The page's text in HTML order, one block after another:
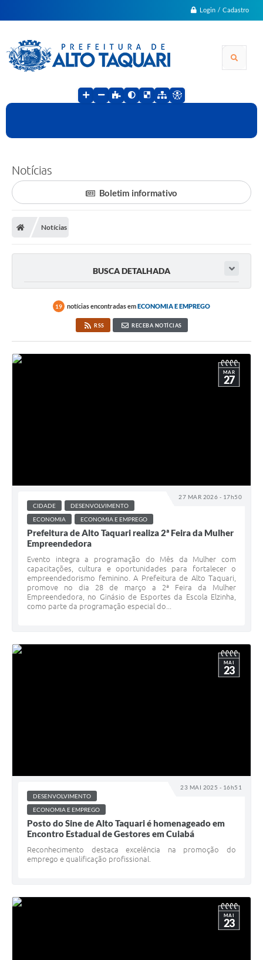
Login / Cadastro
Notícias
Boletim informativo
Notícias
BUSCA DETALHADA
19 notícias encontradas emECONOMIA E EMPREGO
RSS RECEBA NOTÍCIAS
27 MAR 2026 - 17h50
MAR
27
CIDADE
DESENVOLVIMENTO
ECONOMIA
ECONOMIA E EMPREGO
Prefeitura de Alto Taquari realiza 2ª Feira da Mulher
Empreendedora
Evento integra a programação do Mês da Mulher com
capacitações, cultura e oportunidades para fortalecer o
empreendedorismo feminino. A Prefeitura de Alto Taquari,
promove no dia 28 de março a 2ª Feira da Mulher
Empreendedora, no Ginásio de Esportes da Escola Elzinha,
como parte da programação especial do...
23 MAI 2025 - 16h51
MAI
23
DESENVOLVIMENTO
ECONOMIA E EMPREGO
Posto do Sine de Alto Taquari é homenageado em
Encontro Estadual de Gestores em Cuiabá
Reconhecimento destaca excelência na promoção do
emprego e qualificação profissional.
MAI
23